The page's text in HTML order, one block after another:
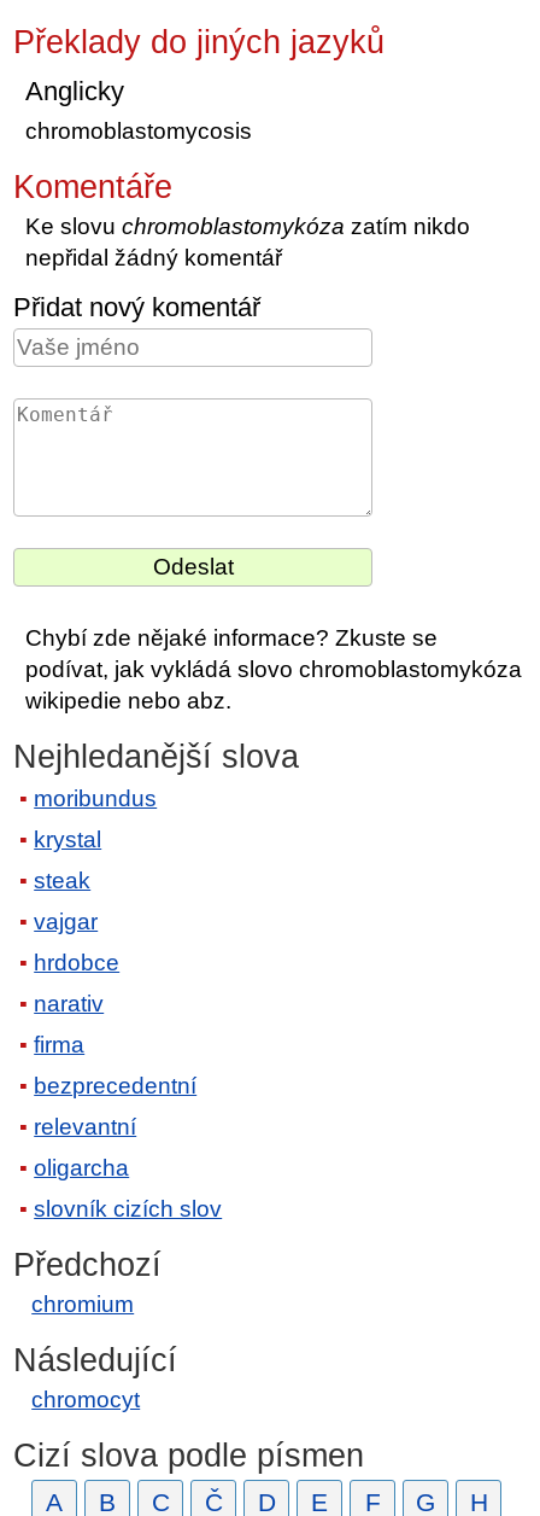
Překlady do jiných jazyků
Anglicky
chromoblastomycosis
Komentáře
Ke slovuchromoblastomykóza zatím nikdo
nepřidal žádný komentář
Přidat nový komentář
Chybí zde nějaké informace? Zkuste se
podívat, jak vykládá slovo chromoblastomykóza
wikipedie nebo abz.
Nejhledanější slova
moribundus
krystal
steak
vajgar
hrdobce
narativ
firma
bezprecedentní
relevantní
oligarcha
slovník cizích slov
Předchozí
chromium
Následující
chromocyt
Cizí slova podle písmen
A B C Č D E F G H